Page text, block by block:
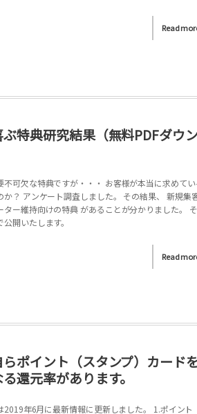
Read
特典研究結果（無料PDFダウ
不可欠な特典ですが・・・ お客様が本当に求めてい
か？ アンケート調査しました。 その結果、 新規集
ター維持向けの特典 があることが分かりました。
開いたします。
Read
ポイント（スタンプ）カード
還元率があります。
年6月に最新情報に更新しました。 1.ポイント